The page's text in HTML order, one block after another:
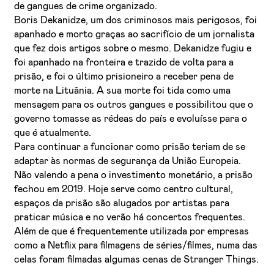
de gangues de crime organizado.
Boris Dekanidze, um dos criminosos mais perigosos, foi
apanhado e morto graças ao sacrifício de um jornalista
que fez dois artigos sobre o mesmo. Dekanidze fugiu e
foi apanhado na fronteira e trazido de volta para a
prisão, e foi o último prisioneiro a receber pena de
morte na Lituânia. A sua morte foi tida como uma
mensagem para os outros gangues e possibilitou que o
governo tomasse as rédeas do país e evoluísse para o
que é atualmente.
Para continuar a funcionar como prisão teriam de se
adaptar às normas de segurança da União Europeia.
Não valendo a pena o investimento monetário, a prisão
fechou em 2019. Hoje serve como centro cultural,
espaços da prisão são alugados por artistas para
praticar música e no verão há concertos frequentes.
Além de que é frequentemente utilizada por empresas
como a Netflix para filmagens de séries/filmes, numa das
celas foram filmadas algumas cenas de Stranger Things.